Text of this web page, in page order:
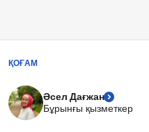
ҚОҒАМ
Әсел Дағжан
Бұрынғы қызметкер